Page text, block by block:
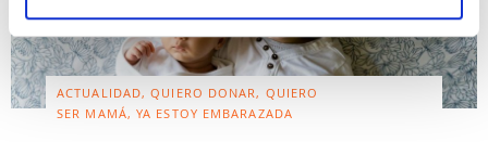
ACTUALIDAD, QUIERO DONAR, QUIERO
SER MAMÁ, YA ESTOY EMBARAZADA